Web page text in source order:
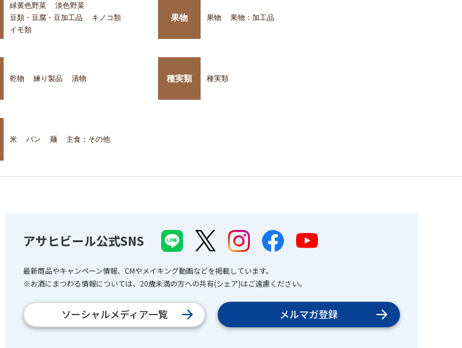
緑黄色野菜
淡色野菜
豆類・豆腐・豆加工品
キノコ類
イモ類
果物 果物 果物：加工品
乾物 練り製品 漬物 種実類 種実類
米 パン 麺 主食：その他
アサヒビール公式SNS
最新商品やキャンペーン情報、CMやメイキング動画などを掲載しています。
※お酒にまつわる情報については、20歳未満の方への共有(シェア)はご遠慮ください。
ソーシャルメディア一覧 メルマガ登録